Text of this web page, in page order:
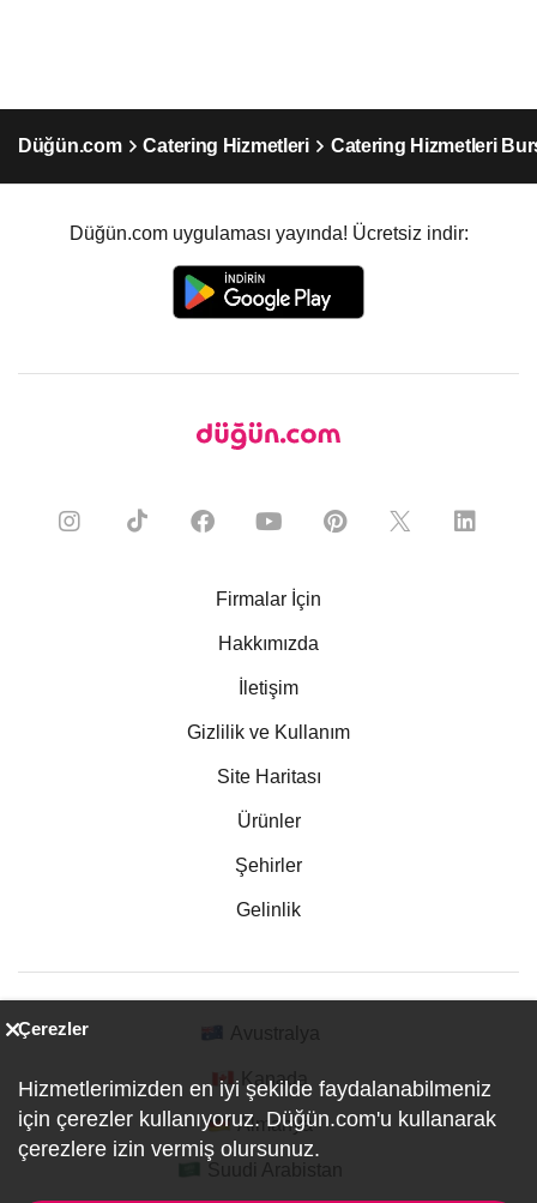
Düğün.com Catering Hizmetleri Catering Hizmetleri
Düğün.com uygulaması yayında! Ücretsiz indir:
Firmalar İçin
Hakkımızda
İletişim
Gizlilik ve Kullanım
Site Haritası
Ürünler
Şehirler
Gelinlik
Kanada
Almanya
Çerezler
Hizmetlerimizden en iyi şekilde faydalanabilmeniz
için çerezler kullanıyoruz. Düğün.com'u kullanarak
çerezlere izin vermiş olursunuz.